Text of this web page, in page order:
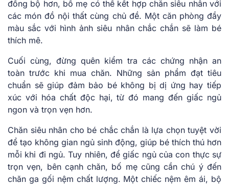
đồng bộ hơn, bố mẹ có thể kết hợp chăn siêu nhân với
các món đồ nội thất cùng chủ đề. Một căn phòng đầy
màu sắc với hình ảnh siêu nhân chắc chắn sẽ làm bé
thích mê.
Cuối cùng, đừng quên kiểm tra các chứng nhận an
toàn trước khi mua chăn. Những sản phẩm đạt tiêu
chuẩn sẽ giúp đảm bảo bé không bị dị ứng hay tiếp
xúc với hóa chất độc hại, từ đó mang đến giấc ngủ
ngon và trọn vẹn hơn.
Chăn siêu nhân cho bé chắc chắn là lựa chọn tuyệt vời
để tạo không gian ngủ sinh động, giúp bé thích thú hơn
mỗi khi đi ngủ. Tuy nhiên, để giấc ngủ của con thực sự
trọn vẹn, bên cạnh chăn, bố mẹ cũng cần chú ý đến
chăn ga gối nệm chất lượng. Một chiếc nệm êm ái, bộ